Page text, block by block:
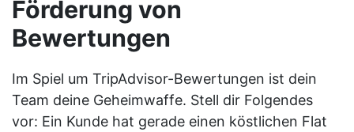
Förderung von
Bewertungen
Im Spiel um TripAdvisor-Bewertungen ist dein
Team deine Geheimwaffe. Stell dir Folgendes
vor: Ein Kunde hat gerade einen köstlichen Flat